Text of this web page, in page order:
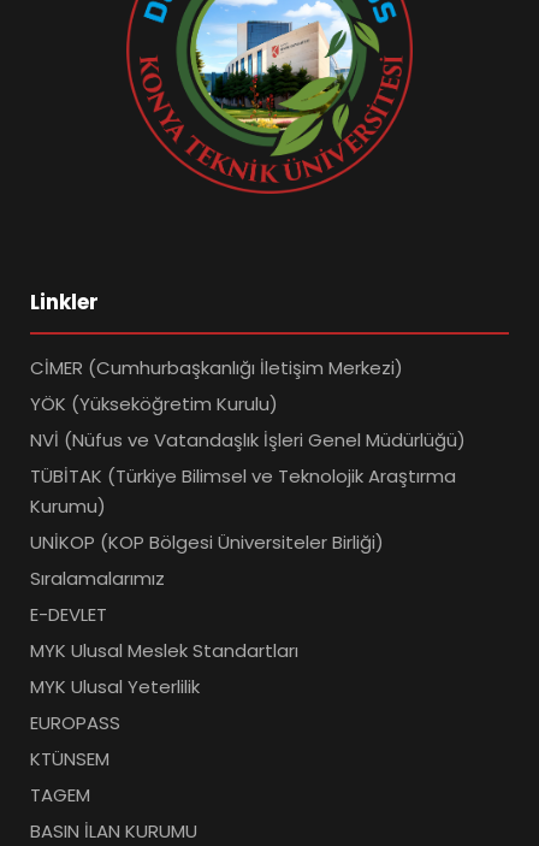
Linkler
CİMER (Cumhurbaşkanlığı İletişim Merkezi)
YÖK (Yükseköğretim Kurulu)
NVİ (Nüfus ve Vatandaşlık İşleri Genel Müdürlüğü)
TÜBİTAK (Türkiye Bilimsel ve Teknolojik Araştırma
Kurumu)
UNİKOP (KOP Bölgesi Üniversiteler Birliği)
Sıralamalarımız
E-DEVLET
MYK Ulusal Meslek Standartları
MYK Ulusal Yeterlilik
EUROPASS
KTÜNSEM
TAGEM
BASIN İLAN KURUMU